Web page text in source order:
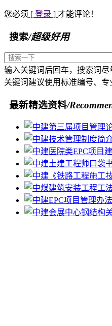
您必须 [ 登录 ] 才能评论！
搜索/超级好用
输入关键词后回车，搜索词尽
关键词建议使用标准编号、专
最新精选资料/